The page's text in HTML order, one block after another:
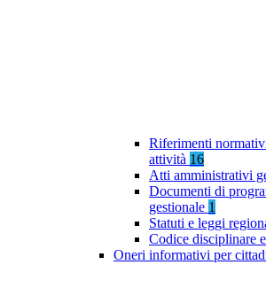
Riferimenti
attività 16
Atti amministrativi
Documenti di
gestionale 1
Statuti e leggi
Codice disciplinare
Oneri informativi per